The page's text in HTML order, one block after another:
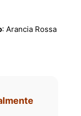
: Arancia Rossa